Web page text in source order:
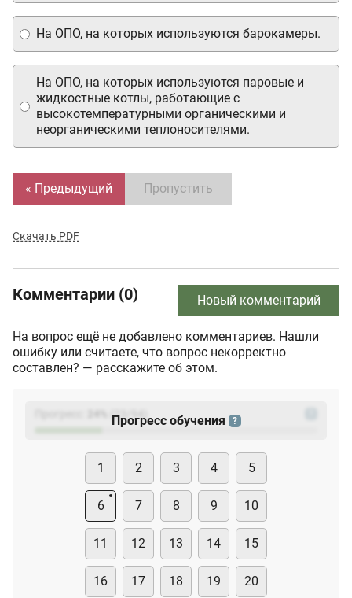
На ОПО, на которых используются паровые и
жидкостные котлы, работающие с
высокотемпературными органическими и
неорганическими теплоносителями.
На ОПО, на которых используются барокамеры.
« Предыдущий Пропустить
Скачать PDF
Комментарии (0) Новый комментарий
На вопрос ещё не добавлено комментариев. Нашли
ошибку или считаете, что вопрос некорректно
составлен? — расскажите об этом.
(23
Прогресс обучения ?
1 2 3 4 5
6 7 8 9 10
11 12 13 14 15
16 17 18 19 20